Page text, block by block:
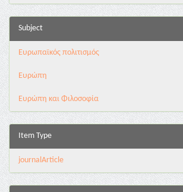
Subject
Ευρωπαϊκός πολιτισμός
Ευρώπη
Ευρώπη και Φιλοσοφία
Item Type
journalArticle